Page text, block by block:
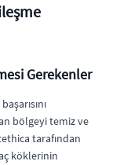
Gerekenler
bölgeyi temiz ve
tarafından
köklerinin